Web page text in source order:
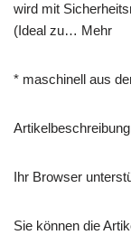
wird mit
(Ideal zu… Mehr
* maschinell aus
Ihr Browser
Sie können die